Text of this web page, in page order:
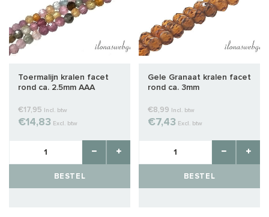
Toermalijn kralen facet
rond ca. 2.5mm AAA
€17,95 Incl. btw
€14,83 Excl. btw
BESTEL
Gele Granaat kralen facet
rond ca. 3mm
€8,99 Incl. btw
€7,43 Excl. btw
BESTEL